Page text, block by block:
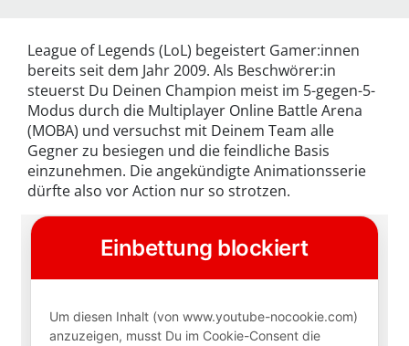
League of Legends (LoL) begeistert Gamer:innen
bereits seit dem Jahr 2009. Als Beschwörer:in
steuerst Du Deinen Champion meist im 5-gegen-5-
Modus durch die Multiplayer Online Battle Arena
(MOBA) und versuchst mit Deinem Team alle
Gegner zu besiegen und die feindliche Basis
einzunehmen. Die angekündigte Animationsserie
dürfte also vor Action nur so strotzen.